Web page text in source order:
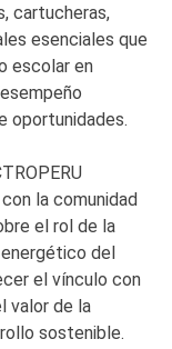
cartucheras,
esenciales que
escolar en
oportunidades.
la comunidad
el rol de la
del
el vínculo con
valor de la
sostenible.